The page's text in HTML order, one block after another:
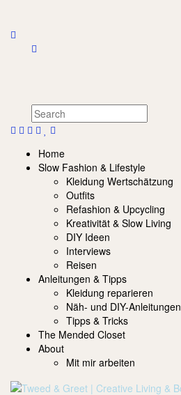
Home
Slow Fashion & Lifestyle
Kleidung Wertschätzung
Outfits
Refashion & Upcycling
Kreativität & Slow Living
DIY Ideen
Interviews
Reisen
Anleitungen & Tipps
Kleidung reparieren
Näh- und DIY-Anleitungen
Tipps & Tricks
The Mended Closet
About
Mit mir arbeiten